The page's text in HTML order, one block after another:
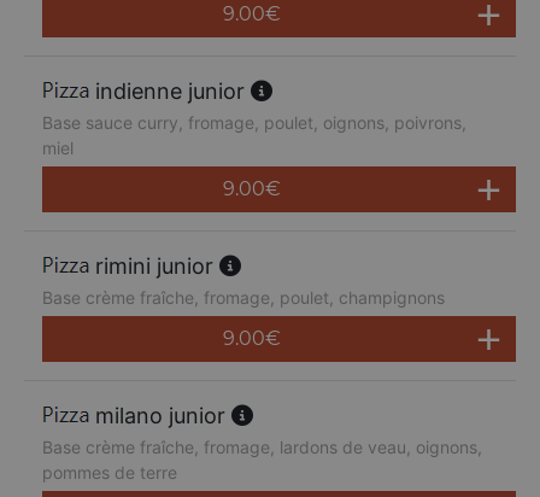
9.00€
indienne junior
Base sauce curry, fromage, poulet, oignons, poivrons,
miel
9.00€
rimini junior
Base crème fraîche, fromage, poulet, champignons
9.00€
milano junior
Base crème fraîche, fromage, lardons de veau, oignons,
pommes de terre